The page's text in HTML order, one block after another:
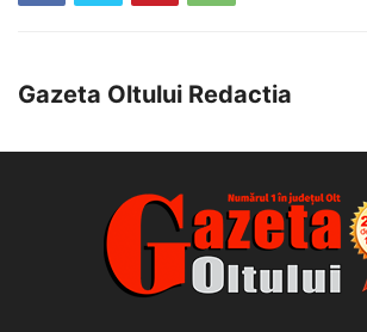
Gazeta Oltului Redactia